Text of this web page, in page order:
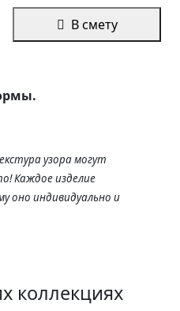
В смету
узора могут
Каждое изделие
оно индивидуально и
коллекциях